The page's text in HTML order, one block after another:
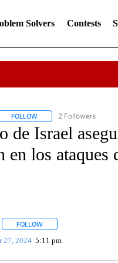
Solvers Contests
FOLLOWFOLLOW "NOTICIAS -
2 Followers
de Israel
en los
FOLLOWFOLLOW "" TO RECEIVE
27, 2024 5:11 pm